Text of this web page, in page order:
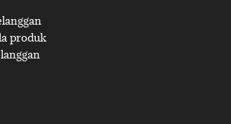
produk